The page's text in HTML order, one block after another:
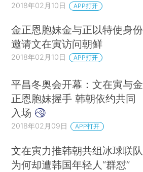
2018年02月10日 APP打开
金正恩胞妹金与正以特使身份
邀请文在寅访问朝鲜
2018年02月10日 APP打开
平昌冬奥会开幕：文在寅与金
正恩胞妹握手 韩朝依约共同
入场
2018年02月09日 APP打开
文在寅力推韩朝共组冰球联队
为何却遭韩国年轻人“群怼”